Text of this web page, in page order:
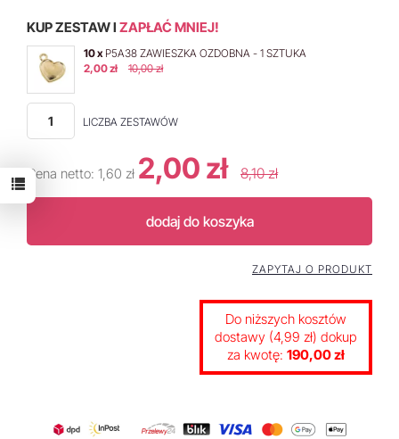
KUP ZESTAW I ZAPŁAĆ MNIEJ!
10 x P5A38 ZAWIESZKA OZDOBNA - 1 SZTUKA
2,00 zł
10,00 zł
LICZBA ZESTAWÓW
Cena netto: 1,60 zł 2,00 zł 8,10 zł
dodaj do koszyka
ZAPYTAJ O PRODUKT
Do niższych kosztów
dostawy (4,99 zł) dokup
za kwotę: 190,00 zł